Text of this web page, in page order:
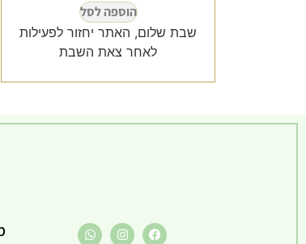
הוספה לסל
שבת שלום, האתר יחזור לפעילות
לאחר צאת השבת